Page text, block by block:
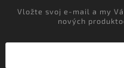
Vložte svoj e-mail a my
nových